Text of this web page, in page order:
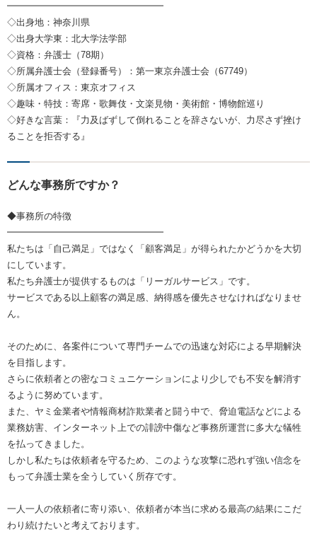
━━━━━━━━━━━━━━━━━
◇出身地：神奈川県
◇出身大学東：北大学法学部
◇資格：弁護士（78期）
◇所属弁護士会（登録番号）：第一東京弁護士会（67749）
◇所属オフィス：東京オフィス
◇趣味・特技：寄席・歌舞伎・文楽見物・美術館・博物館巡り
◇好きな言葉：『力及ばずして倒れることを辞さないが、力尽さず挫け
ることを拒否する』
どんな事務所ですか？
◆事務所の特徴
━━━━━━━━━━━━━━━━━
私たちは「自己満足」ではなく「顧客満足」が得られたかどうかを大切
にしています。
私たち弁護士が提供するものは「リーガルサービス」です。
サービスである以上顧客の満足感、納得感を優先させなければなりませ
ん。
そのために、各案件について専門チームでの迅速な対応による早期解決
を目指します。
さらに依頼者との密なコミュニケーションにより少しでも不安を解消す
るように努めています。
また、ヤミ金業者や情報商材詐欺業者と闘う中で、脅迫電話などによる
業務妨害、インターネット上での誹謗中傷など事務所運営に多大な犠牲
を払ってきました。
しかし私たちは依頼者を守るため、このような攻撃に恐れず強い信念を
もって弁護士業を全うしていく所存です。
一人一人の依頼者に寄り添い、依頼者が本当に求める最高の結果にこだ
わり続けたいと考えております。